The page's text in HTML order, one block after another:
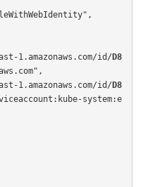
1.amazonaws.com/id/
D8
1.amazonaws.com/id/
D8
system:e